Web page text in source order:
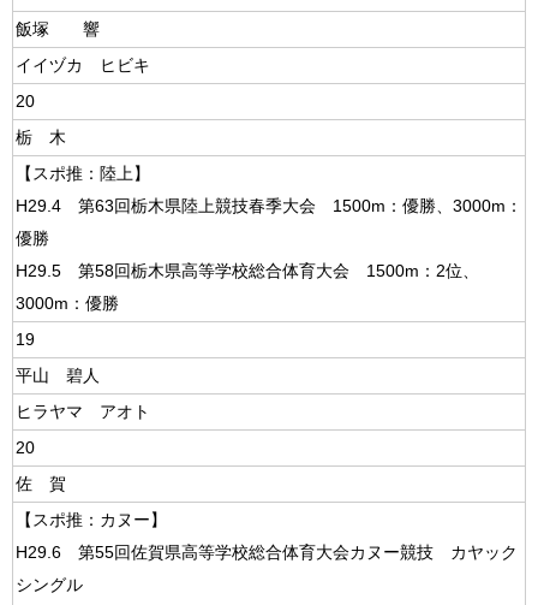
飯塚 響
イイヅカ ヒビキ
20
栃 木
【スポ推：陸上】
H29.4 第63回栃木県陸上競技春季大会 1500m：優勝、3000m：
優勝
H29.5 第58回栃木県高等学校総合体育大会 1500m：2位、
3000m：優勝
19
平山 碧人
ヒラヤマ アオト
20
佐 賀
【スポ推：カヌー】
H29.6 第55回佐賀県高等学校総合体育大会カヌー競技 カヤック
シングル